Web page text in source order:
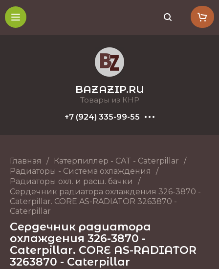
BAZAZIP.RU
Товары из КНР
+7 (924) 335-99-55
Главная / Катерпиллер - CAT - Caterpillar /
Радиаторы - Система охлаждения
/
Радиаторы охл. и расш. бачки
/
Сердечник радиатора охлаждения 326-3870 -
Caterpillar. CORE AS-RADIATOR 3263870 -
Caterpillar
Сердечник радиатора
охлаждения 326-3870 -
Caterpillar. CORE AS-RADIATOR
3263870 - Caterpillar